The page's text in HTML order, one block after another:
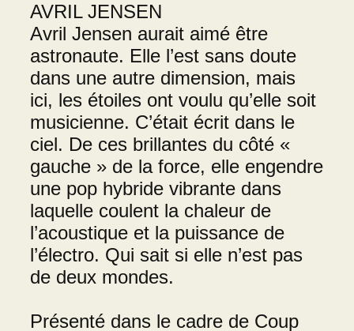
AVRIL JENSEN
Avril Jensen aurait aimé être
astronaute. Elle l’est sans doute
dans une autre dimension, mais
ici, les étoiles ont voulu qu’elle soit
musicienne. C’était écrit dans le
ciel. De ces brillantes du côté «
gauche » de la force, elle engendre
une pop hybride vibrante dans
laquelle coulent la chaleur de
l’acoustique et la puissance de
l’électro. Qui sait si elle n’est pas
de deux mondes.
Présenté dans le cadre de Coup